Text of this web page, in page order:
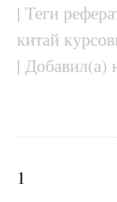
| Теги
китай
| Добавил(а)
1